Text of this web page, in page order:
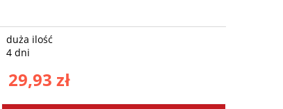
duża ilość
4 dni
29,93 zł